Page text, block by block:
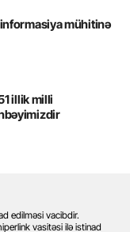
mühitinə
illik milli
edilməsi vacibdir.
vasitəsi ilə istinad